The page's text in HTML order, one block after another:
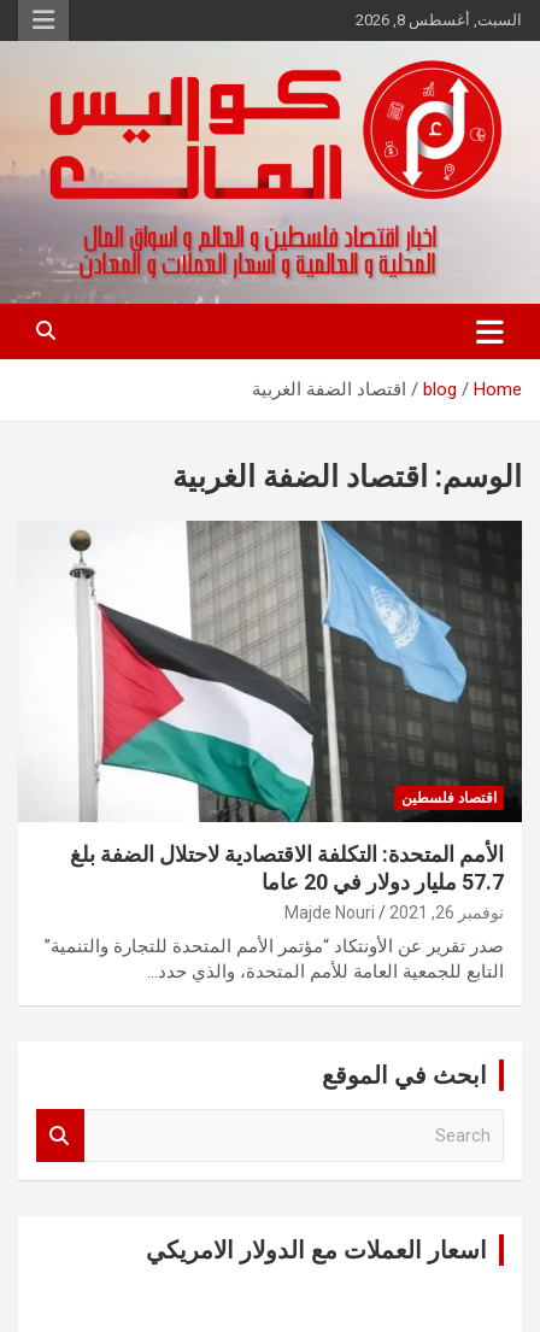
Skip
to
السبت, أغسطس 8, 2026
كواليس المال
اخبار اقتصاد فلسطين و العالم و تقارير اسواق المال و العملات
Home
blog اقتصاد الضفة الغربية
الوسم: اقتصاد الضفة الغربية
اقتصاد فلسطين
الأمم المتحدة: التكلفة الاقتصادية لاحتلال الضفة بلغ
57.7 مليار دولار في 20 عاما
نوفمبر 26, 2021 Majde Nouri
صدر تقرير عن الأونتكاد “مؤتمر الأمم المتحدة للتجارة والتنمية‏”
التابع للجمعية العامة للأمم المتحدة، والذي حدد…
ابحث في الموقع
اسعار العملات مع الدولار الامريكي